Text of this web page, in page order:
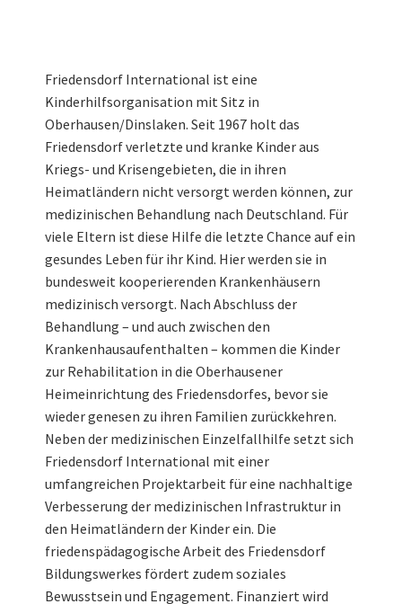
Friedensdorf International ist eine
Kinderhilfsorganisation mit Sitz in
Oberhausen/Dinslaken. Seit 1967 holt das
Friedensdorf verletzte und kranke Kinder aus
Kriegs- und Krisengebieten, die in ihren
Heimatländern nicht versorgt werden können, zur
medizinischen Behandlung nach Deutschland. Für
viele Eltern ist diese Hilfe die letzte Chance auf ein
gesundes Leben für ihr Kind. Hier werden sie in
bundesweit kooperierenden Krankenhäusern
medizinisch versorgt. Nach Abschluss der
Behandlung – und auch zwischen den
Krankenhausaufenthalten – kommen die Kinder
zur Rehabilitation in die Oberhausener
Heimeinrichtung des Friedensdorfes, bevor sie
wieder genesen zu ihren Familien zurückkehren.
Neben der medizinischen Einzelfallhilfe setzt sich
Friedensdorf International mit einer
umfangreichen Projektarbeit für eine nachhaltige
Verbesserung der medizinischen Infrastruktur in
den Heimatländern der Kinder ein. Die
friedenspädagogische Arbeit des Friedensdorf
Bildungswerkes fördert zudem soziales
Bewusstsein und Engagement. Finanziert wird